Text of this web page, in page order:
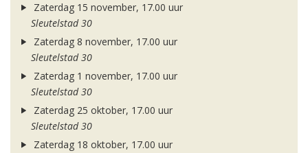
Zaterdag 15 november, 17.00 uur
Sleutelstad 30
Zaterdag 8 november, 17.00 uur
Sleutelstad 30
Zaterdag 1 november, 17.00 uur
Sleutelstad 30
Zaterdag 25 oktober, 17.00 uur
Sleutelstad 30
Zaterdag 18 oktober, 17.00 uur